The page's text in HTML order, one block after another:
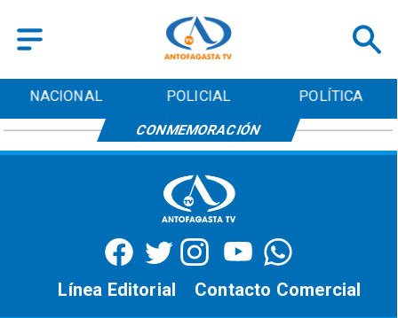
NACIONAL POLICIAL POLÍTICA
CONMEMORACIÓN
Contacto Comercial
Línea Editorial